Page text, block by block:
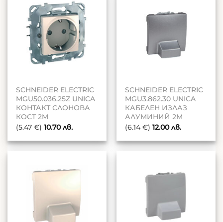
SCHNEIDER ELECTRIC
MGU50.036.25Z UNICA
КОНТАКТ СЛОНОВА
КОСТ 2M
(5.47 €) 10.70лв.
SCHNEIDER ELECTRIC
MGU3.862.30 UNICA
КАБЕЛЕН ИЗЛАЗ
АЛУМИНИЙ 2M
(6.14 €) 12.00лв.